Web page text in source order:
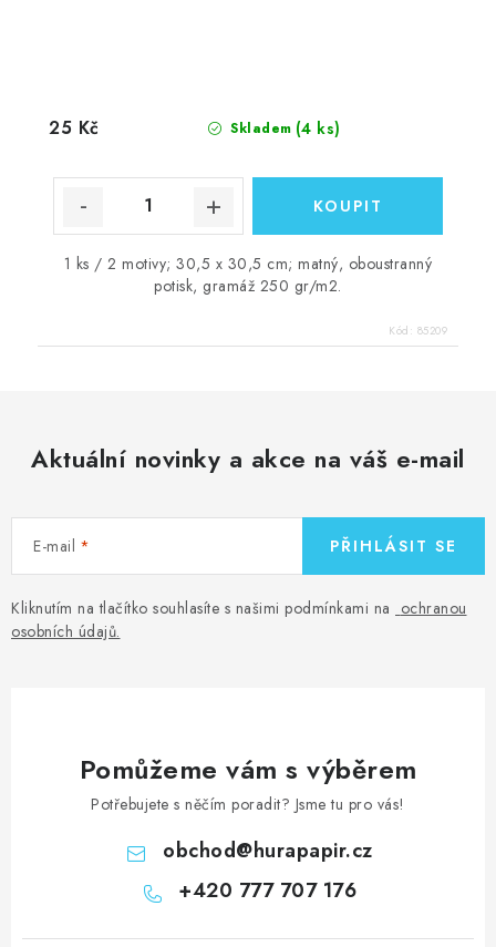
Skladem (4 ks)
25 Kč
1 ks / 2 motivy; 30,5 x 30,5 cm; matný, oboustranný
potisk, gramáž 250 gr/m2.
Kód: 85209
Aktuální novinky a akce na váš e-mail
E-mail
Kliknutím na tlačítko souhlasíte s našimi podmínkami na ochranou
osobních údajů.
PŘIHLÁSIT SE
Pomůžeme vám s výběrem
Potřebujete s něčím poradit? Jsme tu pro vás!
obchod@hurapapir.cz
+420 777 707 176